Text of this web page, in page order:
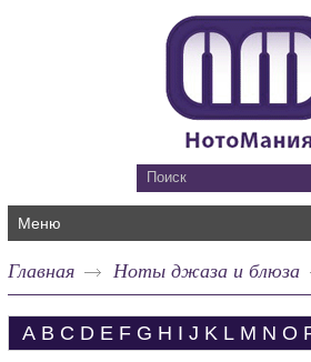
Меню
Главная Ноты джаза и блюза
A B C D E F G H I J K L M N O